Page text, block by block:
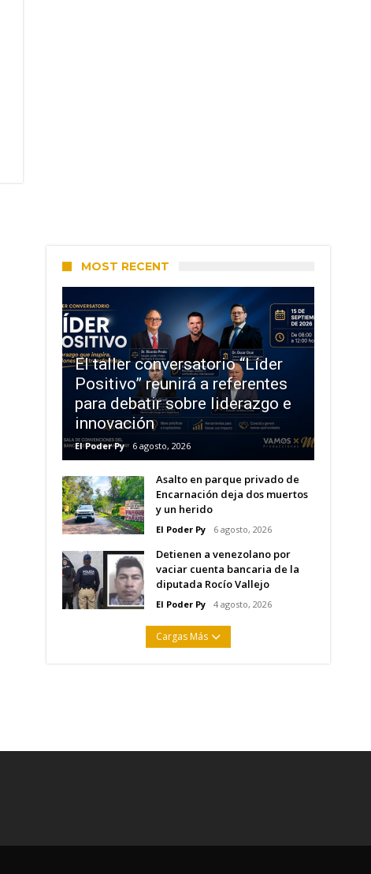
MOST RECENT
El taller conversatorio “Líder
Positivo” reunirá a referentes
para debatir sobre liderazgo e
innovación
El Poder Py 6 agosto, 2026
Asalto en parque privado de
Encarnación deja dos muertos
y un herido
El Poder Py 6 agosto, 2026
Detienen a venezolano por
vaciar cuenta bancaria de la
diputada Rocío Vallejo
El Poder Py 4 agosto, 2026
Cargas Más